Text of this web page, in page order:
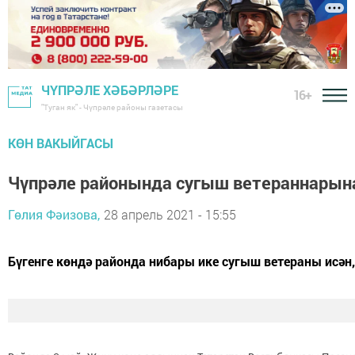
ЧҮПРӘЛЕ ХӘБӘРЛӘРЕ
"Туган як" - Чүпрәле районы газетасы
16+
КӨН ВАКЫЙГАСЫ
Чүпрәле районында сугыш
Гөлия Фәизова, 28 апрель 2021 - 15:55
Бүгенге көндә районда нибары ике сугыш ветераны